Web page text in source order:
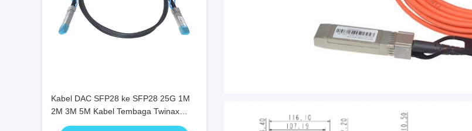
Kabel DAC SFP28 ke SFP28 25G 1M
2M 3M 5M Kabel Tembaga Twinax
Direct Attach Pasif